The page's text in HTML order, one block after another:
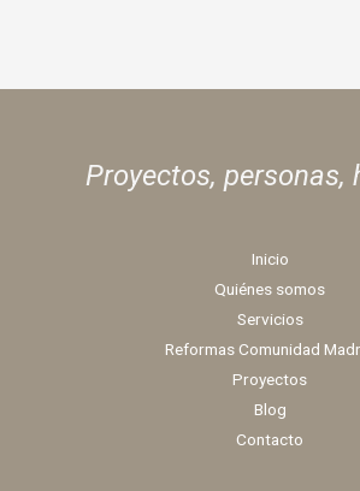
Proyectos, personas,
Inicio
Quiénes somos
Servicios
Reformas Comunidad
Proyectos
Blog
Contacto